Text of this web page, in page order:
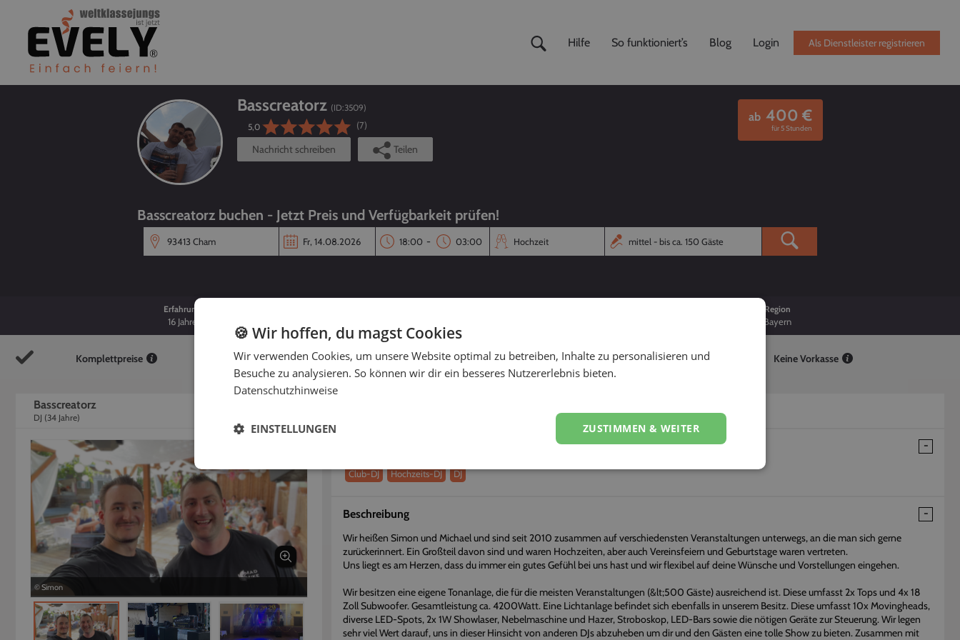
Hilfe So funktioniert’s Blog Login Als Dienstleister registrieren
Basscreatorz (ID:3509)
5,0
(7)
Nachricht schreiben Teilen
ab 400 €
für 5 Stunden
Basscreatorz buchen - Jetzt Preis und Verfügbarkeit prüfen!
-
Erfahrung
16 Jahre
Region
Bayern
Komplettpreise Sofort buchen Flexibel stornieren Keine Vorkasse
Basscreatorz
DJ (34 Jahre)
© Simon
Erhalte einen persönlichen Eindruck vom Dienstleister
Club-DJ Hochzeits-DJ DJ
Beschreibung
Wir heißen Simon und Michael und sind seit 2010 zusammen auf verschiedensten Veranstaltungen unterwegs, an die man sich gerne
zurückerinnert. Ein Großteil davon sind und waren Hochzeiten, aber auch Vereinsfeiern und Geburtstage waren vertreten.
Uns liegt es am Herzen, dass du immer ein gutes Gefühl bei uns hast und wir flexibel auf deine Wünsche und Vorstellungen eingehen.
Wir besitzen eine eigene Tonanlage, die für die meisten Veranstaltungen (&lt;500 Gäste) ausreichend ist. Diese umfasst 2x Tops und 4x 18
Zoll Subwoofer. Gesamtleistung ca. 4200Watt. Eine Lichtanlage befindet sich ebenfalls in unserem Besitz. Diese umfasst 10x Movingheads,
diverse LED-Spots, 2x 1W Showlaser, Nebelmaschine und Hazer, Stroboskop, LED-Bars sowie die nötigen Geräte zur Steuerung. Wir legen
sehr viel Wert darauf, uns in dieser Hinsicht von anderen DJs abzuheben um dir und den Gästen eine tolle Show zu bieten. Zusammen mit
🍪 Wir hoffen, du magst Cookies
Wir verwenden Cookies, um unsere Website optimal zu betreiben, Inhalte zu personalisieren und
Besuche zu analysieren. So können wir dir ein besseres Nutzererlebnis bieten.
Datenschutzhinweise
ZUSTIMMEN & WEITER
EINSTELLUNGEN